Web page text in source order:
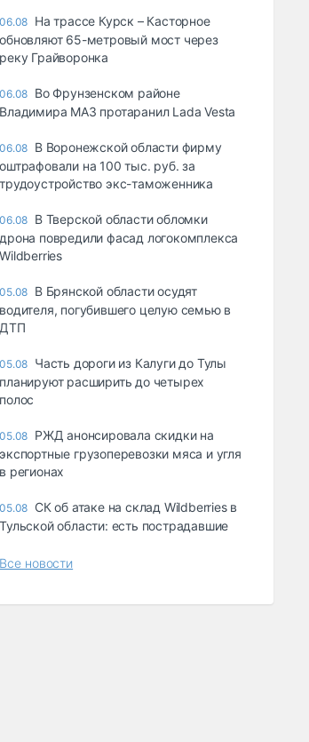
06.08 На трассе Курск – Касторное
обновляют 65-метровый мост через
реку Грайворонка
06.08 Во Фрунзенском районе
Владимира МАЗ протаранил Lada Vesta
06.08 В Воронежской области фирму
оштрафовали на 100 тыс. руб. за
трудоустройство экс-таможенника
06.08 В Тверской области обломки
дрона повредили фасад логокомплекса
Wildberries
05.08 В Брянской области осудят
водителя, погубившего целую семью в
ДТП
05.08 Часть дороги из Калуги до Тулы
планируют расширить до четырех
полос
05.08 РЖД анонсировала скидки на
экспортные грузоперевозки мяса и угля
в регионах
05.08 СК об атаке на склад Wildberries в
Тульской области: есть пострадавшие
Все новости